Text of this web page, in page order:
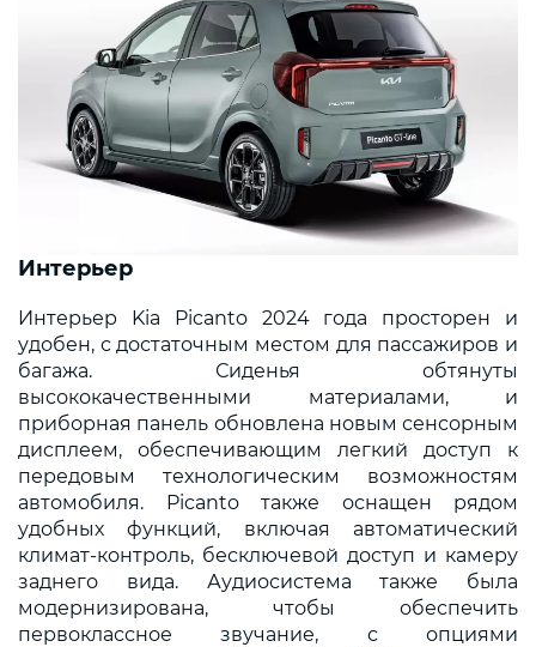
Интерьер
Интерьер Kia Picanto 2024 года просторен и
удобен, с достаточным местом для пассажиров и
багажа. Сиденья обтянуты
высококачественными материалами, и
приборная панель обновлена новым сенсорным
дисплеем, обеспечивающим легкий доступ к
передовым технологическим возможностям
автомобиля. Picanto также оснащен рядом
удобных функций, включая автоматический
климат-контроль, бесключевой доступ и камеру
заднего вида. Аудиосистема также была
модернизирована, чтобы обеспечить
первоклассное звучание, с опциями